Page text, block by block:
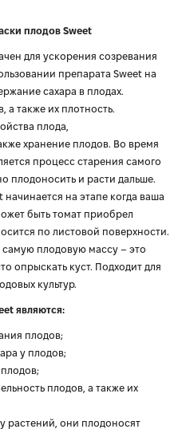
плодов Sweet
для ускорения созревания
препарата Sweet на
сахара в плодах.
а также их плотность.
плода,
хранение плодов. Во время
процесс старения самого
плодоносить и расти дальше.
на этапе когда ваша
быть томат приобрел
по листовой поверхности.
плодовую массу – это
опрыскать куст. Подходит для
культур.
являются:
плодов;
у плодов;
плодов;
плодов, а также их
растений, они плодоносят